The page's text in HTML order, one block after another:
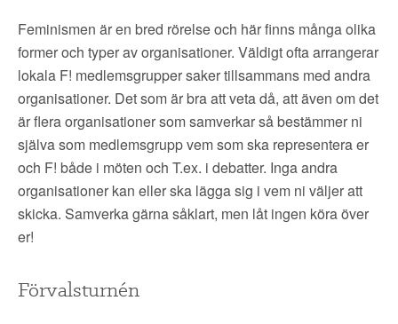
Feminismen är en bred rörelse och här finns många olika
former och typer av organisationer. Väldigt ofta arrangerar
lokala F! medlemsgrupper saker tillsammans med andra
organisationer. Det som är bra att veta då, att även om det
är flera organisationer som samverkar så bestämmer ni
själva som medlemsgrupp vem som ska representera er
och F! både i möten och T.ex. i debatter. Inga andra
organisationer kan eller ska lägga sig i vem ni väljer att
skicka. Samverka gärna såklart, men låt ingen köra över
er!
Förvalsturnén